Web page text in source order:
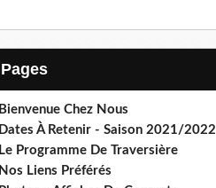
Pages
Bienvenue Chez Nous
Dates À Retenir - Saison 2021/2022
Le Programme De Traversière
Nos Liens Préférés